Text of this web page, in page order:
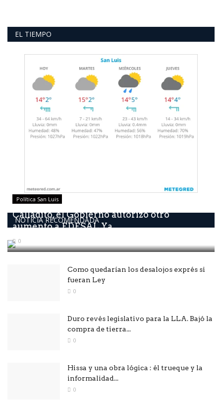
EL TIEMPO
NOTICIA RECOMENDADA
Política San Luis
Calladito, él Gobierno autorizó otro
aumento a EDESAL Ya...
0
Como quedarían los desalojos exprés si
fueran Ley
0
Duro revés legislativo para la LLA. Bajó la
compra de tierra...
0
Hissa y una obra lógica : él trueque y la
informalidad...
0